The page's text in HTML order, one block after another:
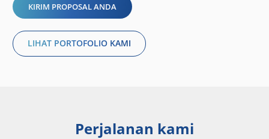
KIRIM PROPOSAL ANDA
LIHAT PORTOFOLIO KAMI
Perjalanan kami